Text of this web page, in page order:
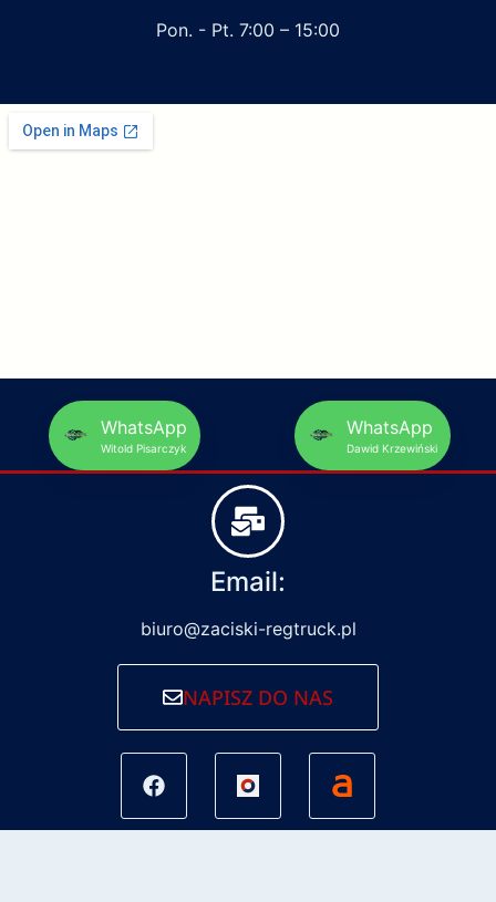
Pon. - Pt. 7:00 – 15:00
WhatsApp
Witold Pisarczyk
WhatsApp
Dawid Krzewiński
Email:
biuro@zaciski-regtruck.pl
NAPISZ DO NAS